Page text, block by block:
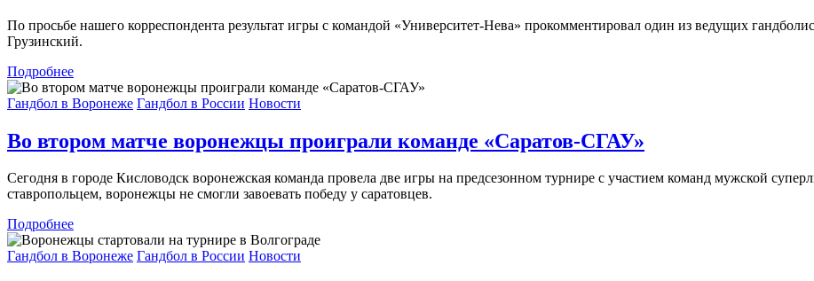
По просьбе нашего корреспондента результат игры с командой «Университет-Нева» прокомментировал один из ведущих
Грузинский.
Подробнее
Гандбол в Воронеже Гандбол в России Новости
Во втором матче воронежцы проиграли команде «Саратов-СГАУ»
Сегодня в городе Кисловодск воронежская команда провела две игры на предсезонном турнире с участием команд мужской
ставропольцем, воронежцы не смогли завоевать победу у саратовцев.
Подробнее
Гандбол в Воронеже Гандбол в России Новости